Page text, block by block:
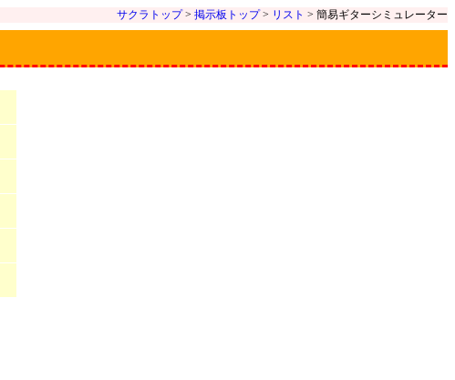
サクラトップ> 掲示板トップ> リスト > 簡易ギターシミュレーター